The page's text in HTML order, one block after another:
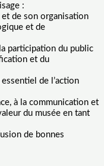
:
de son organisation
et de
participation du public
et du
de l’action
à la communication et
du musée en tant
de bonnes